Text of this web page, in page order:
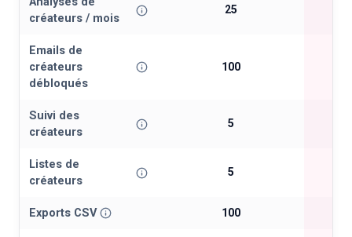
créateurs / mois
25
Emails de
créateurs
débloqués
100
Suivi des
créateurs
5
Listes de
créateurs
5
Exports CSV 100